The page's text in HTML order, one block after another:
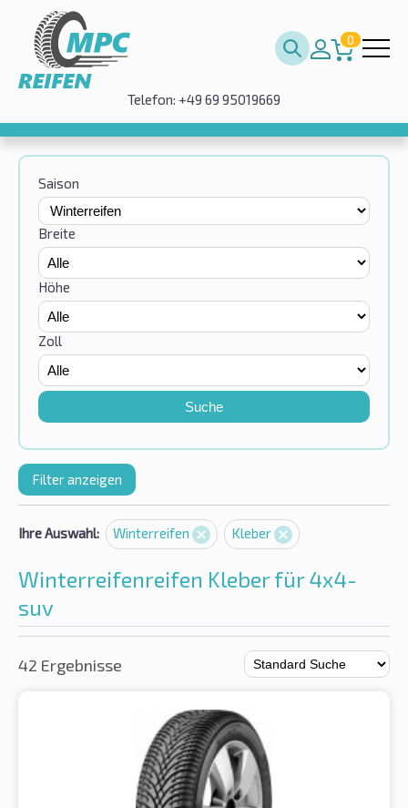
0
Telefon: +49 69 95019669
Saison
Breite
Höhe
Zoll
Suche
Filter anzeigen
Ihre Auswahl: Winterreifen Kleber
Winterreifenreifen Kleber für 4x4-
suv
42 Ergebnisse